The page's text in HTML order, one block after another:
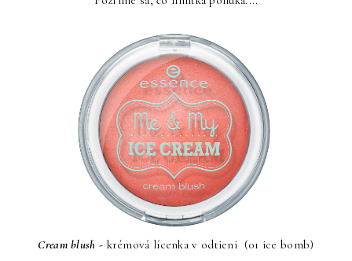
Cream blush - krémová lícenka v odtieni (01 ice bomb)